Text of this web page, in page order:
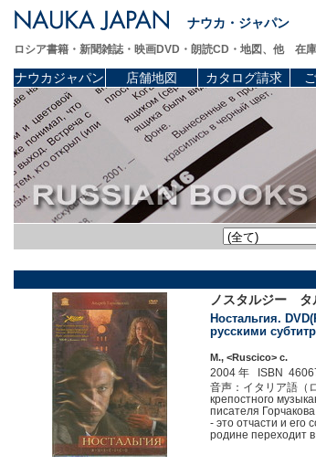
ナウカ・ジャパン
ロシア書籍・新聞雑誌・映画DVD・朗読CD・地図、他 在
ナウカジャパン 店舗地図 カタログ請求
ノスタルジー
Ностальгия.
русскими
М., <Ruscico> c.
2004 年 ISBN
音声：イタリア語（
крепостного
писателя
- это отчасти и его
родине переходит